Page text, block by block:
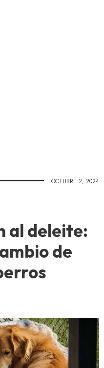
OCTUBRE 2, 2024
al deleite:
de